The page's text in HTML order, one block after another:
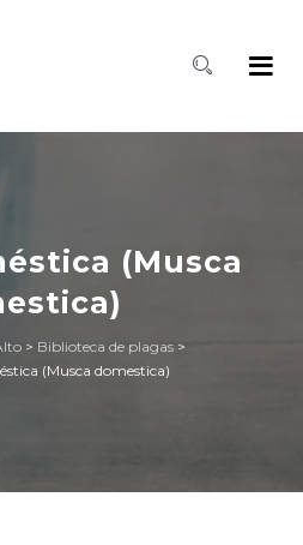
(Musca
> Biblioteca de plagas>
(Musca domestica)